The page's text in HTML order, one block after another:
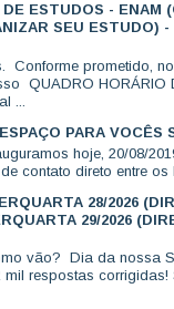
ESTUDOS - ENAM
SEU ESTUDO)
Conforme prometido,
QUADRO HORÁRIO
...
PARA VOCÊS
hoje, 20/08/
contato direto entre os
28/2026
29/2026
vão? Dia da nossa
respostas corrigidas!